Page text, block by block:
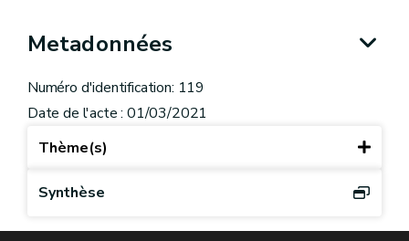
Metadonnées
Numéro d'identification: 119
Date de l'acte : 01/03/2021
Thème(s)
Synthèse